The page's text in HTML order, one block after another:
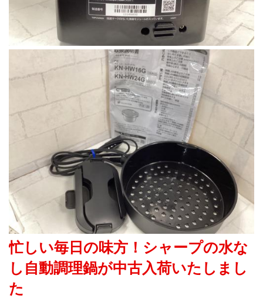
忙しい毎日の味方！シャープの水な
し自動調理鍋が中古入荷いたしまし
た